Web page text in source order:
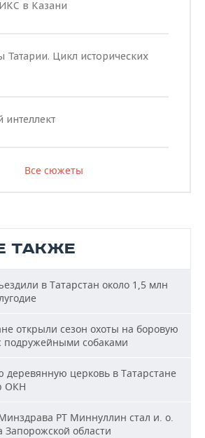
в Казани
Татарии. Цикл исторических
интеллект
Все сюжеты
ТАКЖЕ
в Татарстан около 1,5 млн
открыли сезон охоты на боровую
подружейными собаками
деревянную церковь в Татарстане
ОКН
РТ Миннуллин стал и. о.
области